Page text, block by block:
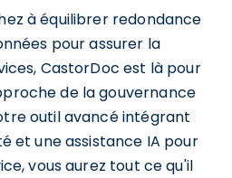
à équilibrer redondance
pour assurer la
CastorDoc est là pour
de la gouvernance
outil avancé intégrant
et une assistance IA pour
vous aurez tout ce qu'il